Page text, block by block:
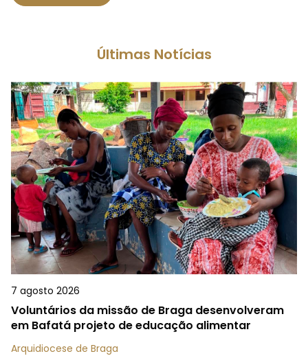
Últimas Notícias
7 agosto 2026
Voluntários da missão de Braga desenvolveram
em Bafatá projeto de educação alimentar
Arquidiocese de Braga